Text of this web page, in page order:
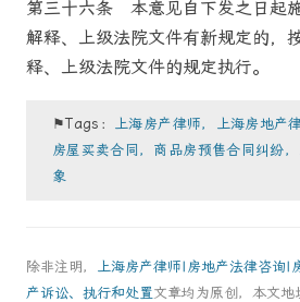
第三十六条 本意见自下发之日起
解释、上级法院文件有新规定的，
释、上级法院文件的规定执行。
⚑Tags：
上海房产律师，上海房地产
房屋买卖合同，商品房预售合同纠纷
象
除非注明，
上海房产律师|房地产法律咨询|
产诉讼、执行和处置文章均为原创，本文地